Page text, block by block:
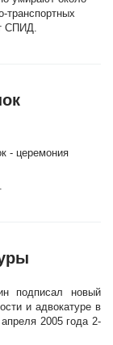
транспортных
СПИД.
- церемония
подписал новый
и адвокатуре в
2005 года 2-